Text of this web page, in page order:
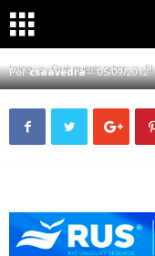
Inicio Qué querés saber
QUÉ QUERÉS SABER
HAMILTON A
Por csaavedra- 05/09/2012